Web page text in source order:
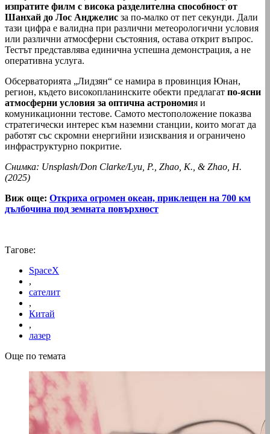
изпратите филм с висока разделителна способност от
Шанхай до Лос Анджелис за по-малко от пет секунди. Дали
тази цифра е валидна при различни метеорологични условия
или различни атмосферни състояния, остава открит въпрос.
Тестът представлява единична успешна демонстрация, а не
оперативна услуга.
Обсерваторията „Лидзян“ се намира в провинция Юнан,
регион, където високопланинските обекти предлагат по-ясни
атмосферни условия за оптична астрономия и
комуникационни тестове. Самото местоположение показва
стратегически интерес към наземни станции, които могат да
работят със скромни енергийни изисквания и ограничено
инфраструктурно покритие.
Снимка: Unsplash/Don Clarke/Lyu, P., Zhao, K., & Zhao, H.
(2025)
Виж още: Oткриха огромен океан, приклещен на 700 км
дълбочина под земната повърхност
Тагове:
SpaceX
,
сателит
,
Китай
,
лазер
Още по темата